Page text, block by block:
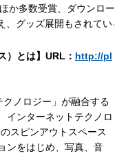
か多数受賞、ダウンロード
、グッズ展開もされている
）とは】URL： http://pl
クノロジー」が融合する
インターネットテクノロ
スピンアウトスペース
ンをはじめ、写真、音